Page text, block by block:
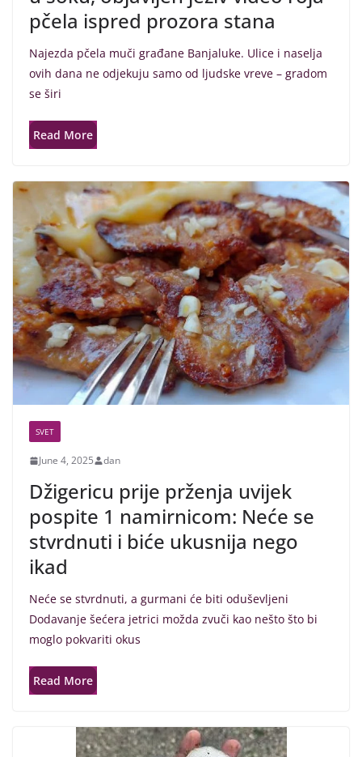
pčela ispred prozora stana
Najezda pčela muči građane Banjaluke. Ulice i naselja
ovih dana ne odjekuju samo od ljudske vreve – gradom
se širi
Read More
SVET
June 4, 2025 dan
Džigericu prije prženja uvijek
pospite 1 namirnicom: Neće se
stvrdnuti i biće ukusnija nego
ikad
Neće se stvrdnuti, a gurmani će biti oduševljeni
Dodavanje šećera jetrici možda zvuči kao nešto što bi
moglo pokvariti okus
Read More